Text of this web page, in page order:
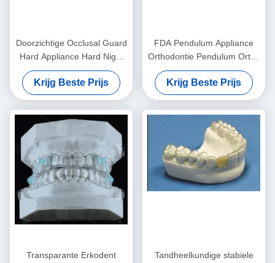
Doorzichtige Occlusal Guard
Hard Appliance Hard Night
Guard Voor tandenknijpen
Krijg Beste Prijs
FDA Pendulum Appliance
Orthodontie Pendulum Ortho
Appliance Aanpasbaar
Krijg Beste Prijs
Transparante Erkodent
Tandheelkundige stabiele